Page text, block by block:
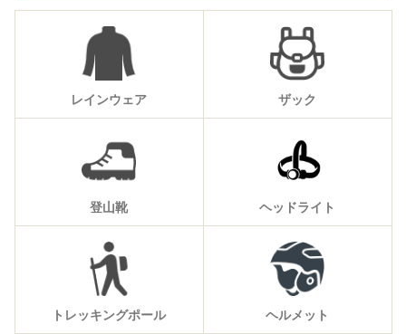
レインウェア ザック
登山靴 ヘッドライト
トレッキングポール ヘルメット